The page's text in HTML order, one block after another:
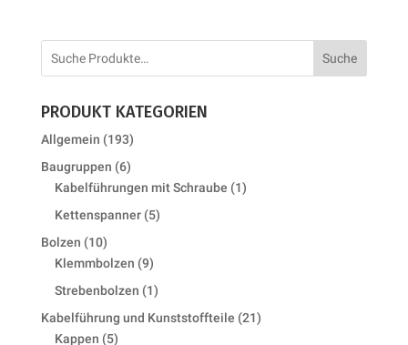
Suche
PRODUKT KATEGORIEN
Allgemein 193193
products
Baugruppen 66
products
Kabelführungen mit Schraube 11
Kettenspanner 55
Bolzen 1010
products
Klemmbolzen 99
products
Strebenbolzen 11
product
Kabelführung und Kunststoffteile 2121
Kappen 55